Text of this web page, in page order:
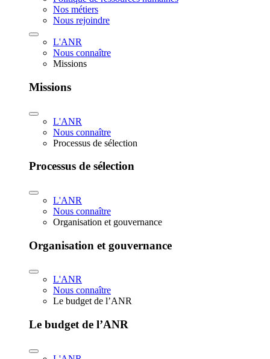
Nos métiers
Nous rejoindre
L'ANR
Nous connaître
Missions
Missions
L'ANR
Nous connaître
Processus de sélection
Processus de sélection
L'ANR
Nous connaître
Organisation et gouvernance
Organisation et gouvernance
L'ANR
Nous connaître
Le budget de l’ANR
Le budget de l’ANR